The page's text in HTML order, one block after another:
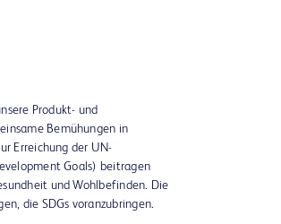
Produkt- und
Bemühungen in
Erreichung der UN-
Goals) beitragen
und Wohlbefinden. Die
die SDGs voranzubringen.